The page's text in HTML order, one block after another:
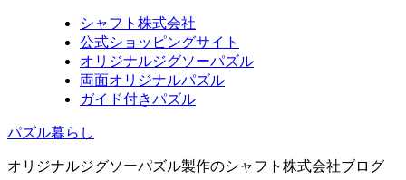
シャフト株式会社
公式ショッピングサイト
オリジナルジグソーパズル
両面オリジナルパズル
ガイド付きパズル
パズル暮らし
オリジナルジグソーパズル製作のシャフト株式会社ブログ